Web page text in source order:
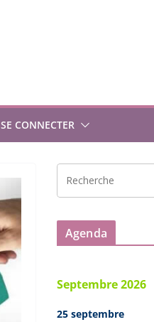
SE CONNECTER
Agenda
Septembre 2026
25 septembre